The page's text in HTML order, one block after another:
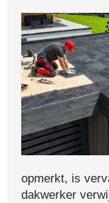
opmerkt, is
dakwerker